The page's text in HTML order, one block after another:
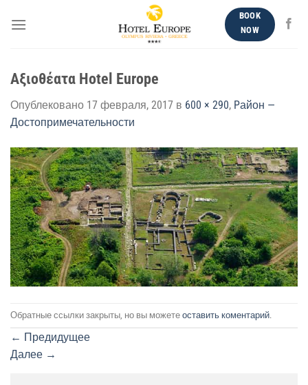
BOOK
NOW
Αξιοθέατα Hotel Europe
Опублековано 17 февраля, 2017 в 600 × 290, Pайон —
Достопримечательности
Обратные ссылки закрыты, но вы можете оставить коментарий.
← Предидущее
Далее →